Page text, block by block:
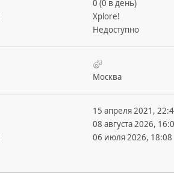
0 (0 в день)
Xplore!
Недоступно
Москва
15 апреля 2021,
08 августа 2026,
06 июля 2026, 18:08